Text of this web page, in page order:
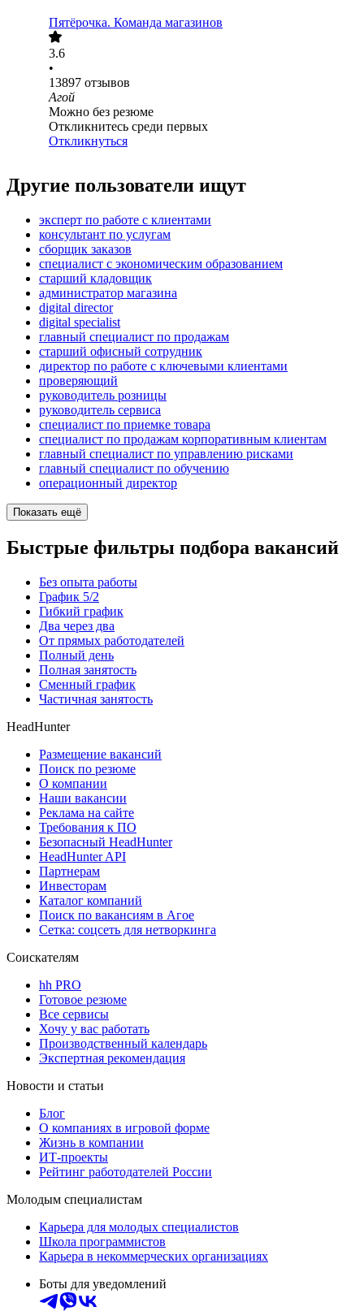
Пятёрочка. Команда магазинов
3.6
•
13897 отзывов
Агой
Можно без резюме
Откликнитесь среди первых
Откликнуться
Другие пользователи ищут
эксперт по работе с клиентами
консультант по услугам
сборщик заказов
специалист с экономическим образованием
старший кладовщик
администратор магазина
digital director
digital specialist
главный специалист по продажам
старший офисный сотрудник
директор по работе с ключевыми клиентами
проверяющий
руководитель розницы
руководитель сервиса
специалист по приемке товара
специалист по продажам корпоративным клиентам
главный специалист по управлению рисками
главный специалист по обучению
операционный директор
Показать ещё
Быстрые фильтры подбора вакансий
Без опыта работы
График 5/2
Гибкий график
Два через два
От прямых работодателей
Полный день
Полная занятость
Сменный график
Частичная занятость
HeadHunter
Размещение вакансий
Поиск по резюме
О компании
Наши вакансии
Реклама на сайте
Требования к ПО
Безопасный HeadHunter
HeadHunter API
Партнерам
Инвесторам
Каталог компаний
Поиск по вакансиям в Агое
Сетка: соцсеть для нетворкинга
Соискателям
hh PRO
Готовое резюме
Все сервисы
Хочу у вас работать
Производственный календарь
Экспертная рекомендация
Новости и статьи
Блог
О компаниях в игровой форме
Жизнь в компании
ИТ-проекты
Рейтинг работодателей России
Молодым специалистам
Карьера для молодых специалистов
Школа программистов
Карьера в некоммерческих организациях
Боты для уведомлений